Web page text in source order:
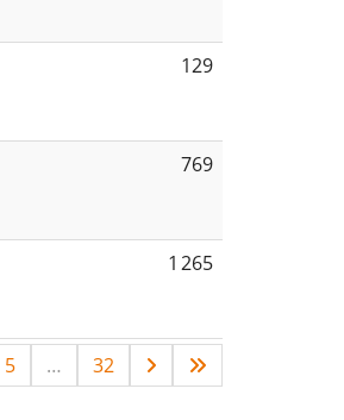
129
769
1 265
5 … 32